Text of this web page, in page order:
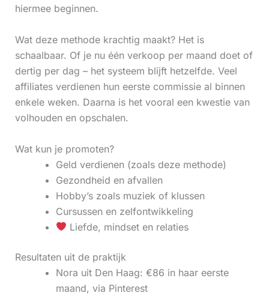
hiermee beginnen.
Wat deze methode krachtig maakt? Het is
schaalbaar. Of je nu één verkoop per maand doet of
dertig per dag – het systeem blijft hetzelfde. Veel
affiliates verdienen hun eerste commissie al binnen
enkele weken. Daarna is het vooral een kwestie van
volhouden en opschalen.
Wat kun je promoten?
Geld verdienen (zoals deze methode)
Gezondheid en afvallen
Hobby’s zoals muziek of klussen
Cursussen en zelfontwikkeling
Liefde, mindset en relaties
Resultaten uit de praktijk
Nora uit Den Haag: €86 in haar eerste
maand, via Pinterest